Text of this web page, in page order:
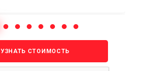
УЗНАТЬ СТОИМОСТЬ